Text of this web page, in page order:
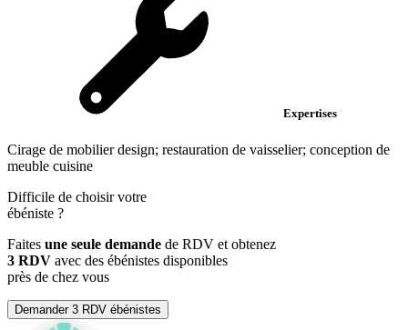
Expertises
Cirage de mobilier design; restauration de vaisselier; conception de
meuble cuisine
Difficile de choisir votre
ébéniste ?
Faites une seule demande de RDV et obtenez
3 RDV avec des ébénistes disponibles
près de chez vous
Demander 3 RDV ébénistes